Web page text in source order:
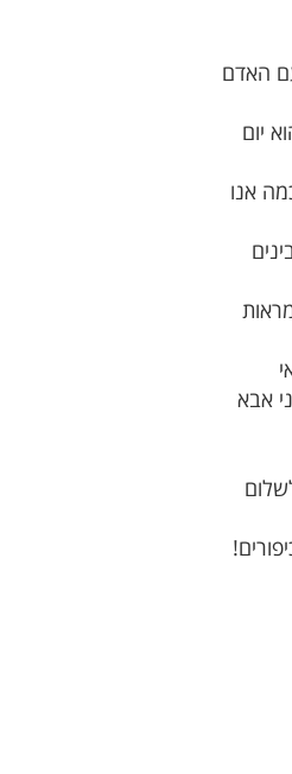
האדם
יום
אנו
אבא